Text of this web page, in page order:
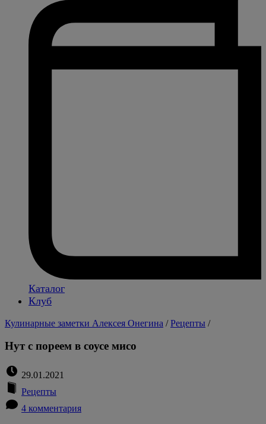
Каталог
Клуб
Кулинарные заметки Алексея Онегина /Рецепты /
Нут с пореем в соусе мисо
29.01.2021
Рецепты
4 комментария